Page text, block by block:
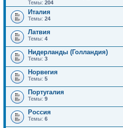
Темы: 204
Италия
Темы: 24
Латвия
Темы: 4
Нидерланды (Голландия)
Темы: 3
Норвегия
Темы: 5
Португалия
Темы: 9
Россия
Темы: 6